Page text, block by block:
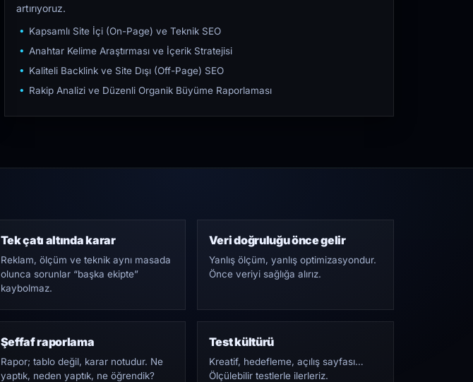
artırıyoruz.
Kapsamlı Site İçi (On-Page) ve Teknik SEO
Anahtar Kelime Araştırması ve İçerik Stratejisi
Kaliteli Backlink ve Site Dışı (Off-Page) SEO
Rakip Analizi ve Düzenli Organik Büyüme Raporlaması
Tek çatı altında karar
Reklam, ölçüm ve teknik aynı masada
olunca sorunlar “başka ekipte”
kaybolmaz.
Veri doğruluğu önce gelir
Yanlış ölçüm, yanlış optimizasyondur.
Önce veriyi sağlığa alırız.
Şeffaf raporlama
Rapor; tablo değil, karar notudur. Ne
yaptık, neden yaptık, ne öğrendik?
Test kültürü
Kreatif, hedefleme, açılış sayfası…
Ölçülebilir testlerle ilerleriz.